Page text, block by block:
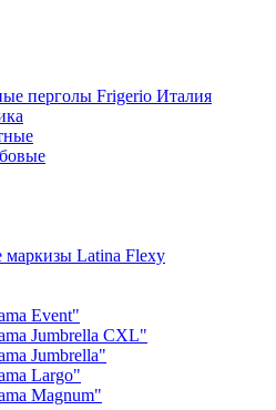
перголы Frigerio Италия
маркизы Latina Flexy
Event"
Jumbrella CXL"
Jumbrella"
Largo"
Magnum"